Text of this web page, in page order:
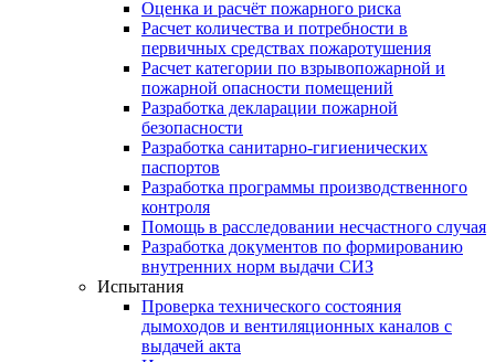
Оценка и расчёт пожарного риска
Расчет количества и потребности в
первичных средствах пожаротушения
Расчет категории по взрывопожарной и
пожарной опасности помещений
Разработка декларации пожарной
безопасности
Разработка санитарно-гигиенических
паспортов
Разработка программы производственного
контроля
Помощь в расследовании несчастного случая
Разработка документов по формированию
внутренних норм выдачи СИЗ
Испытания
Проверка технического состояния
дымоходов и вентиляционных каналов с
выдачей акта